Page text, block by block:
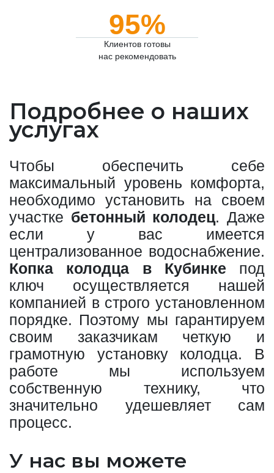
95%
Клиентов готовы
нас рекомендовать
Подробнее о наших
услугах
Чтобы обеспечить себе
максимальный уровень комфорта,
необходимо установить на своем
участке бетонный колодец. Даже
если у вас имеется
централизованное водоснабжение.
Копка колодца в Кубинке под
ключ осуществляется нашей
компанией в строго установленном
порядке. Поэтому мы гарантируем
своим заказчикам четкую и
грамотную установку колодца. В
работе мы используем
собственную технику, что
значительно удешевляет сам
процесс.
У нас вы можете